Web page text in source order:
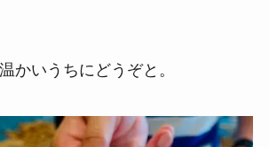
かいうちにどうぞと。